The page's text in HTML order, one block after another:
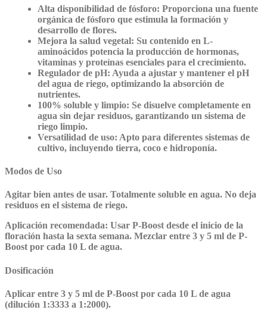
Alta disponibilidad de fósforo: Proporciona una fuente
orgánica de fósforo que estimula la formación y
desarrollo de flores.
Mejora la salud vegetal: Su contenido en L-
aminoácidos potencia la producción de hormonas,
vitaminas y proteínas esenciales para el crecimiento.
Regulador de pH: Ayuda a ajustar y mantener el pH
del agua de riego, optimizando la absorción de
nutrientes.
100% soluble y limpio: Se disuelve completamente en
agua sin dejar residuos, garantizando un sistema de
riego limpio.
Versatilidad de uso: Apto para diferentes sistemas de
cultivo, incluyendo tierra, coco e hidroponía.
Modos de Uso
Agitar bien antes de usar. Totalmente soluble en agua. No deja
residuos en el sistema de riego.
Aplicación recomendada: Usar P-Boost desde el inicio de la
floración hasta la sexta semana. Mezclar entre 3 y 5 ml de P-
Boost por cada 10 L de agua.
Dosificación
Aplicar entre 3 y 5 ml de P-Boost por cada 10 L de agua
(dilución 1:3333 a 1:2000).